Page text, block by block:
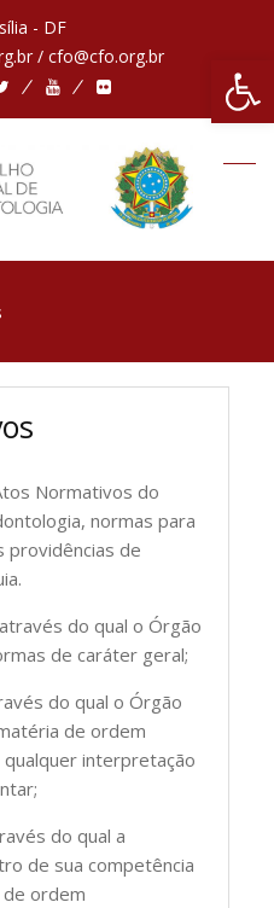
- DF
/ cfo@cfo.org.br
Normativos do
normas para
providências de
do qual o Órgão
de caráter geral;
do qual o Órgão
de ordem
interpretação
do qual a
de sua competência
ordem